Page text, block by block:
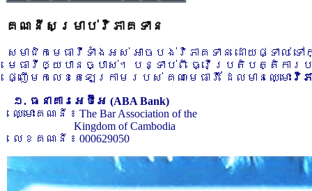
គណនីសម្រាប់វិភាគទាន
សមាជិកមេធាវីទាំងអស់ អាចបង់វិភាគទាន ដោយផ្ទាល់
មេធាវីឲ្យបានច្បាស់។ បន្ទាប់ពី ធ្វើប្រតិបត្តិកា
ផ្ញើមកលេខតេឡេក្រាមរបស់ គណៈមេធាវី ដែលមានឈ្មោះ វិភ
១. ធនាគារអេប៊ីអេ (ABA Bank)
ឈ្មោះគណនី ៖ The Bar Association of the
Kingdom of Cambodia
លេខគណនី ៖ 000629050